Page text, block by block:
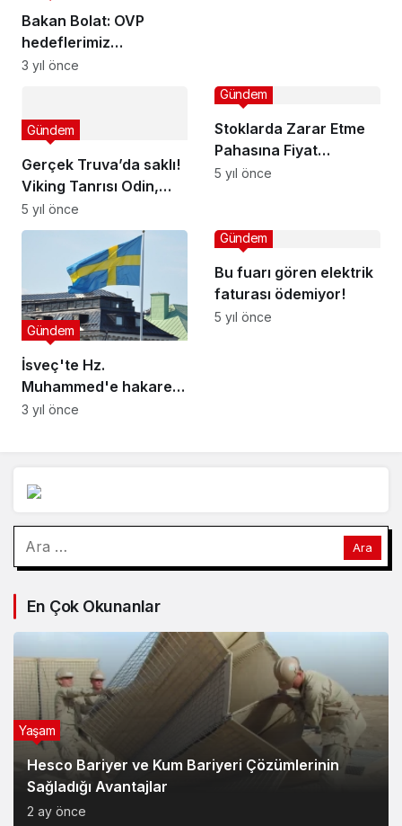
Bakan Bolat: OVP
hedeflerimiz
doğrultusunda hizmet
dolara çıkarmayı
amaçlıyoruz
3 yıl önce
Gerçek Truva’da saklı!
Viking Tanrısı Odin,
Türk mü?
Gündem
5 yıl önce
Stoklarda Zarar Etme
Pahasına Fiyat
Artışlarına Direnen
Gündem
5 yıl önce
İsveç'te Hz.
Muhammed'e hakaret
eden Meclis Adalet
Gündem
3 yıl önce
Bu fuarı gören elektrik
faturası ödemiyor!
Gündem
5 yıl önce
En Çok Okunanlar
Hesco Bariyer ve Kum Bariyeri Çözümlerinin
Sağladığı Avantajlar
2 ay önce
Yaşam